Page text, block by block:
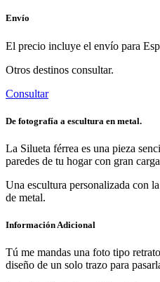
Envío
El precio incluye el envío para
Otros destinos consultar.
Consultar
De fotografía a escultura en metal.
La Silueta férrea es una pieza
paredes de tu hogar con gran
Una escultura personalizada con
de metal.
Información Adicional
Tú me mandas una foto tipo
diseño de un solo trazo para